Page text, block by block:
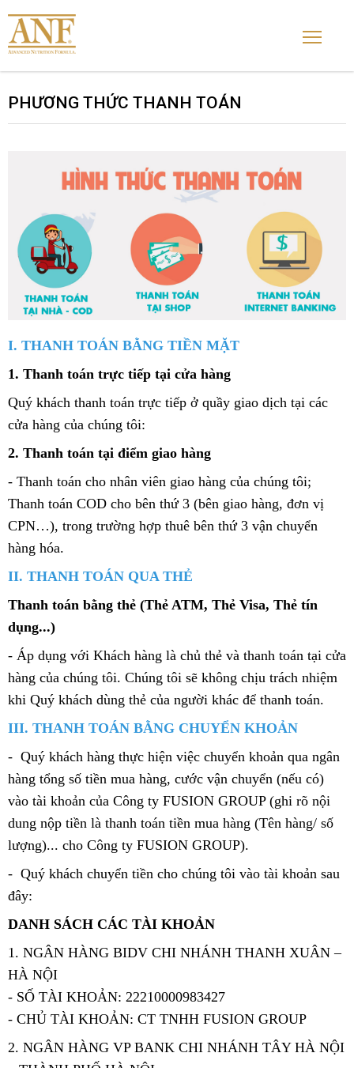
PHƯƠNG THỨC THANH TOÁN
I. THANH TOÁN BẰNG TIỀN MẶT
1. Thanh toán trực tiếp tại cửa hàng
Quý khách thanh toán trực tiếp ở quầy giao dịch tại các
cửa hàng của chúng tôi:
2. Thanh toán tại điểm giao hàng
- Thanh toán cho nhân viên giao hàng của chúng tôi;
Thanh toán COD cho bên thứ 3 (bên giao hàng, đơn vị
CPN…), trong trường hợp thuê bên thứ 3 vận chuyển
hàng hóa.
II. THANH TOÁN QUA THẺ
Thanh toán bằng thẻ (Thẻ ATM, Thẻ Visa, Thẻ tín
dụng...)
- Áp dụng với Khách hàng là chủ thẻ và thanh toán tại cửa
hàng của chúng tôi. Chúng tôi sẽ không chịu trách nhiệm
khi Quý khách dùng thẻ của người khác để thanh toán.
III. THANH TOÁN BẰNG CHUYỂN KHOẢN
- Quý khách hàng thực hiện việc chuyển khoản qua ngân
hàng tổng số tiền mua hàng, cước vận chuyển (nếu có)
vào tài khoản của Công ty FUSION GROUP (ghi rõ nội
dung nộp tiền là thanh toán tiền mua hàng (Tên hàng/ số
lượng)... cho Công ty FUSION GROUP).
- Quý khách chuyển tiền cho chúng tôi vào tài khoản sau
đây:
DANH SÁCH CÁC TÀI KHOẢN
1. NGÂN HÀNG BIDV CHI NHÁNH THANH XUÂN –
HÀ NỘI
- SỐ TÀI KHOẢN: 22210000983427
- CHỦ TÀI KHOẢN: CT TNHH FUSION GROUP
2. NGÂN HÀNG VP BANK CHI NHÁNH TÂY HÀ NỘI